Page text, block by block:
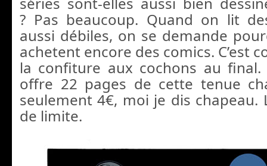
? Pas beaucoup. Quand on lit
aussi débiles, on se demande
achetent encore des comics. C’est
la confiture aux cochons au
offre 22 pages de cette tenue
seulement 4€, moi je dis chapeau.
de limite.